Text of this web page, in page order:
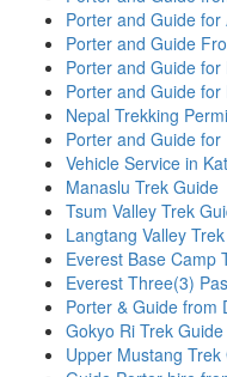
Porter and Guide
Porter and Guide
Porter and Guide
Porter and Guide
Nepal Trekking
Porter and Guide
Vehicle Service in
Manaslu Trek Guide
Tsum Valley Trek
Langtang Valley
Everest Base Camp
Everest Three(3)
Porter & Guide from
Gokyo Ri Trek Guide
Upper Mustang